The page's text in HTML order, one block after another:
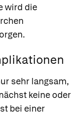
wird die
sehr langsam,
keine oder
bei einer